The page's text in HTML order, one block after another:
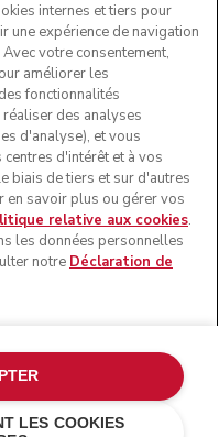
sont des marques
et ailleurs.
de confidentialité
internes et tiers pour
une expérience de navigation
votre consentement,
améliorer les
fonctionnalités
des analyses
d'analyse), et vous
d'intérêt et à vos
biais de tiers et sur d'autres
en savoir plus ou gérer vos
relative aux cookies.
les données personnelles
notre Déclaration de
LES COOKIES